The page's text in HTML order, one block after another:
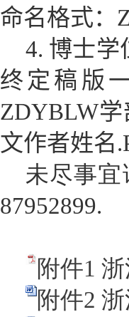
命名格式：
4. 博士学
终定稿版
ZDYBLW学
文作者姓名
未尽事宜
87952899.
附件1
附件2